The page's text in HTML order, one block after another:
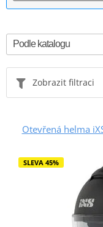
Zobrazit filtraci
Otevřená helma
SLEVA 45%